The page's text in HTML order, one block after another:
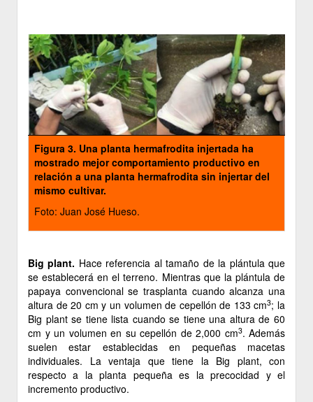
Figura 3. Una planta hermafrodita injertada ha
mostrado mejor comportamiento productivo en
relación a una planta hermafrodita sin injertar del
mismo cultivar.
Foto: Juan José Hueso.
Big plant. Hace referencia al tamaño de la plántula que
se establecerá en el terreno. Mientras que la plántula de
papaya convencional se trasplanta cuando alcanza una
altura de 20 cm y un volumen de cepellón de 133 cm3; la
Big plant se tiene lista cuando se tiene una altura de 60
cm y un volumen en su cepellón de 2,000 cm3. Además
suelen estar establecidas en pequeñas macetas
individuales. La ventaja que tiene la Big plant, con
respecto a la planta pequeña es la precocidad y el
incremento productivo.